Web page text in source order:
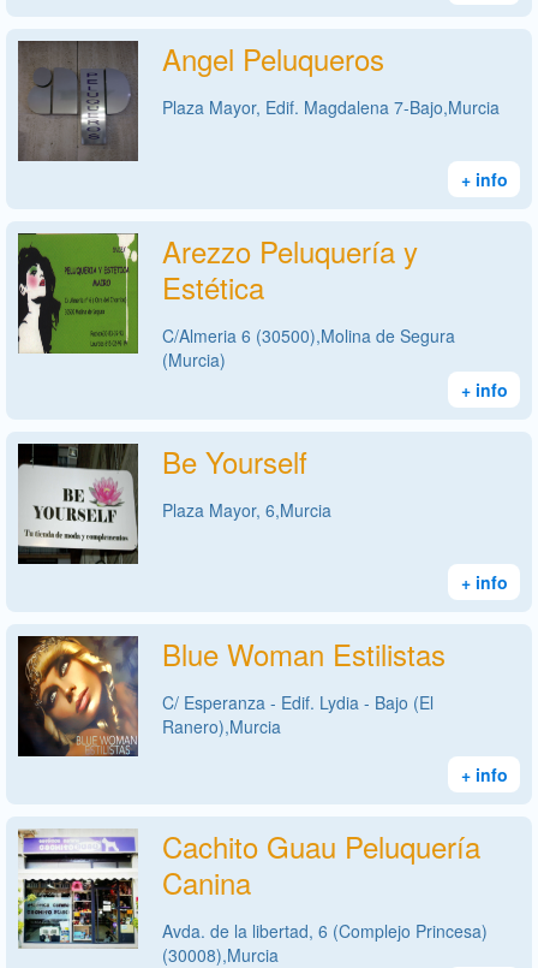
Angel Peluqueros
Plaza Mayor, Edif. Magdalena 7-Bajo,Murcia
+ info
Arezzo Peluquería y
Estética
C/Almeria 6 (30500),Molina de Segura
(Murcia)
+ info
Be Yourself
Plaza Mayor, 6,Murcia
+ info
Blue Woman Estilistas
C/ Esperanza - Edif. Lydia - Bajo (El
Ranero),Murcia
+ info
Cachito Guau Peluquería
Canina
Avda. de la libertad, 6 (Complejo Princesa)
(30008),Murcia